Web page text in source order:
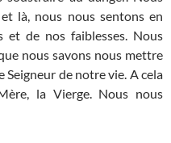
là, nous nous sentons en
de nos faiblesses. Nous
nous savons nous mettre
Seigneur de notre vie. A cela
la Vierge. Nous nous